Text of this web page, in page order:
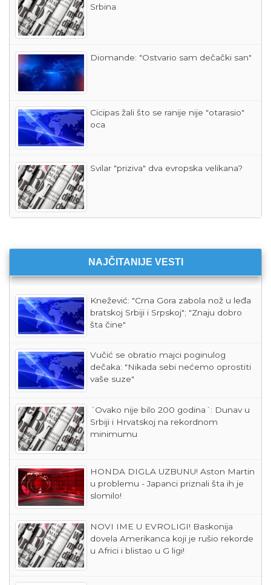
Srbina
Diomande: "Ostvario sam dečački san"
Cicipas žali što se ranije nije "otarasio"
oca
Svilar "priziva" dva evropska velikana?
NAJČITANIJE VESTI
Knežević: "Crna Gora zabola nož u leđa
bratskoj Srbiji i Srpskoj"; "Znaju dobro
šta čine"
Vučić se obratio majci poginulog
dečaka: "Nikada sebi nećemo oprostiti
vaše suze"
´Ovako nije bilo 200 godina´: Dunav u
Srbiji i Hrvatskoj na rekordnom
minimumu
HONDA DIGLA UZBUNU! Aston Martin
u problemu - Japanci priznali šta ih je
slomilo!
NOVI IME U EVROLIGI! Baskonija
dovela Amerikanca koji je rušio rekorde
u Africi i blistao u G ligi!